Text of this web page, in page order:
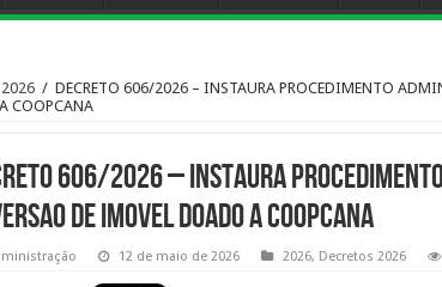
2026 / DECRETO 606/2026 – INSTAURA PROCEDIMENTO
COOPCANA
606/2026 – INSTAURA
DE IMOVEL DOADO A COOPCANA
12 de maio de 2026 2026, Decretos 2026